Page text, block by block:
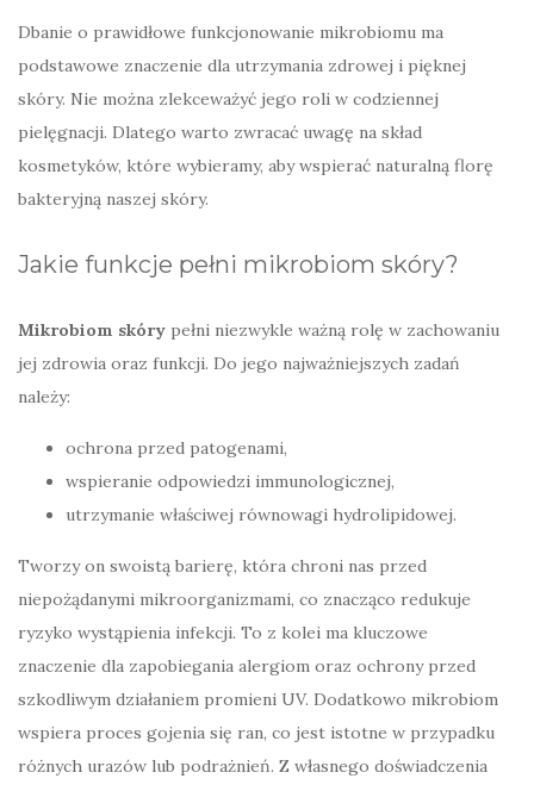
Dbanie o prawidłowe funkcjonowanie mikrobiomu ma
podstawowe znaczenie dla utrzymania zdrowej i pięknej
skóry. Nie można zlekceważyć jego roli w codziennej
pielęgnacji. Dlatego warto zwracać uwagę na skład
kosmetyków, które wybieramy, aby wspierać naturalną florę
bakteryjną naszej skóry.
Jakie funkcje pełni mikrobiom skóry?
Mikrobiom skóry pełni niezwykle ważną rolę w zachowaniu
jej zdrowia oraz funkcji. Do jego najważniejszych zadań
należy:
ochrona przed patogenami,
wspieranie odpowiedzi immunologicznej,
utrzymanie właściwej równowagi hydrolipidowej.
Tworzy on swoistą barierę, która chroni nas przed
niepożądanymi mikroorganizmami, co znacząco redukuje
ryzyko wystąpienia infekcji. To z kolei ma kluczowe
znaczenie dla zapobiegania alergiom oraz ochrony przed
szkodliwym działaniem promieni UV. Dodatkowo mikrobiom
wspiera proces gojenia się ran, co jest istotne w przypadku
różnych urazów lub podrażnień. Z własnego doświadczenia